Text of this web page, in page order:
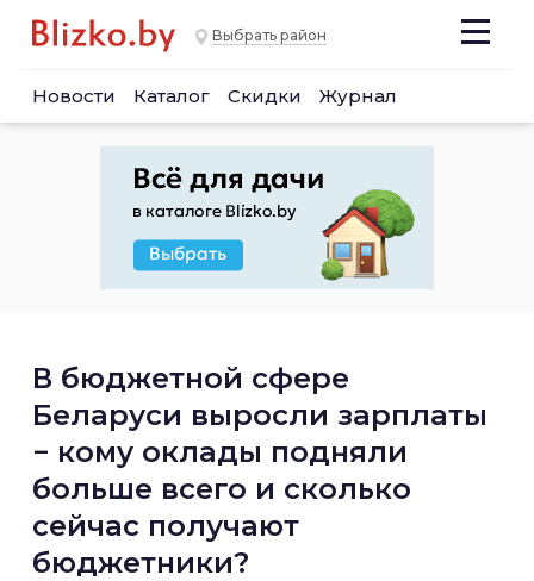
Выбрать район
Новости Каталог Скидки Журнал
В бюджетной сфере
Беларуси выросли зарплаты
− кому оклады подняли
больше всего и сколько
сейчас получают
бюджетники?